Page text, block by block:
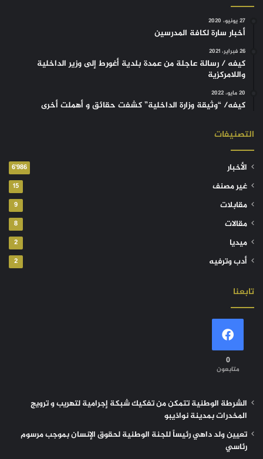
27 يونيو، 2020
أخبار سارة لكافة المدرسين
26 فبراير، 2021
كيفه / رسالة عاجلة من عمدة بلدية أغورط إلى وزير الداخلية
واللامركزية
20 مايو، 2022
كيفه/ “وثيقة وزارة الداخلية” كشفت حقائق و أهملت أخرى
التصنيفات
الأخبار 6٬986
غير مصنف 15
مقابلات 9
مقالات 8
ميديا 2
أدب وترفيه 2
تابعنا
0
متابعون
الشرطة الوطنية تتمكن من تفكيك شبكة إجرامية لتهريب و ترويج
المخدرات بمدينة نواذيبو
تعيين ولد داهي رئيساً للجنة الوطنية لحقوق الإنسان بموجب مرسوم
رئاسي